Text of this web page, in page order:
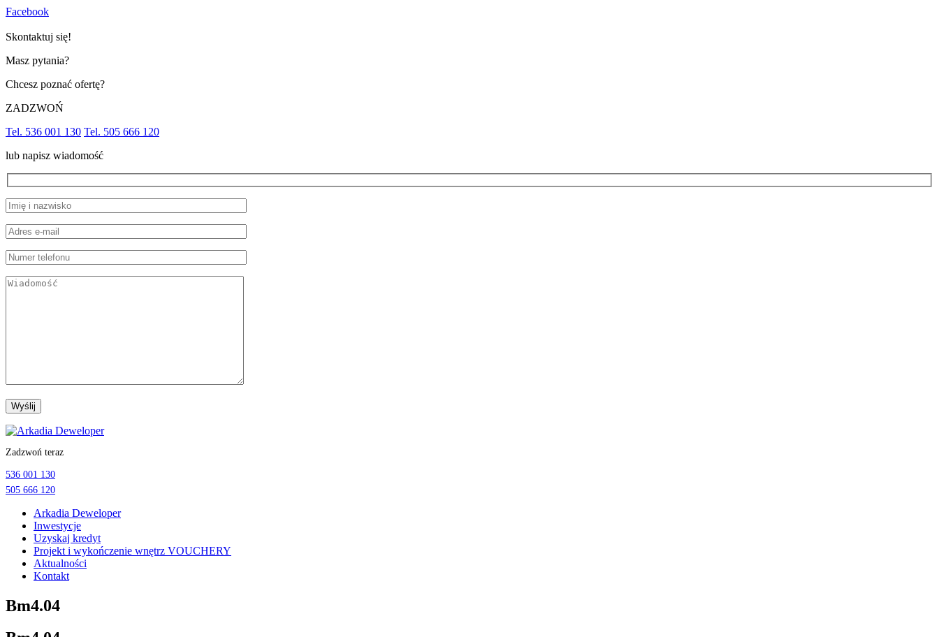
Facebook
Skontaktuj się!
Masz pytania?
Chcesz poznać ofertę?
ZADZWOŃ
Tel. 536 001 130 Tel. 505 666 120
lub napisz wiadomość
Przejdź
treści
Zadzwoń teraz
536 001 130
505 666 120
Arkadia Deweloper
Inwestycje
Uzyskaj kredyt
Projekt i wykończenie wnętrz VOUCHERY
Aktualności
Kontakt
Bm4.04